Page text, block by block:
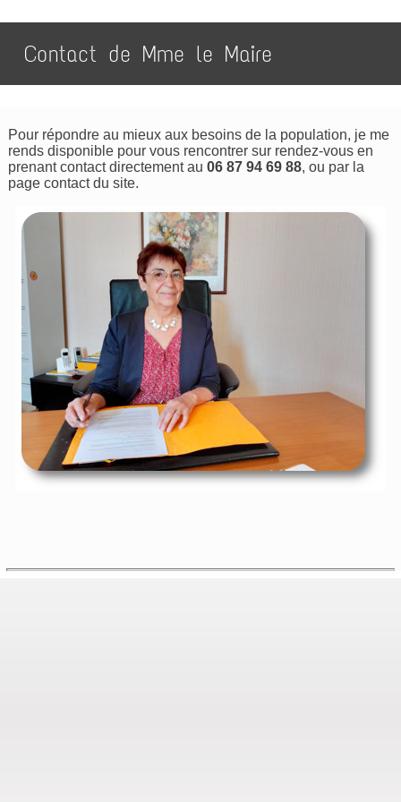
Contact de Mme le Maire
Pour répondre au mieux aux besoins de la population, je me
rends disponible pour vous rencontrer sur rendez-vous en
prenant contact directement au06 87 94 69 88, ou par la
page contact du site.